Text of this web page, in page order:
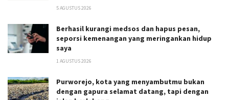
5 AGUSTUS 2026
Berhasil kurangi medsos dan hapus pesan,
seporsi kemenangan yang meringankan hidup
saya
1 AGUSTUS 2026
Purworejo, kota yang menyambutmu bukan
dengan gapura selamat datang, tapi dengan